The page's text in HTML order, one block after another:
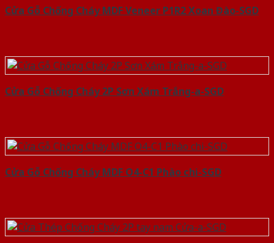
Cửa Gỗ Chống Cháy MDF Veneer P1R2 Xoan Đào-SGD
Cửa Gỗ Chống Cháy 2P Sơn Xám Trắng-a-SGD
Cửa Gỗ Chống Cháy MDF O4-C1 Phào chi-SGD